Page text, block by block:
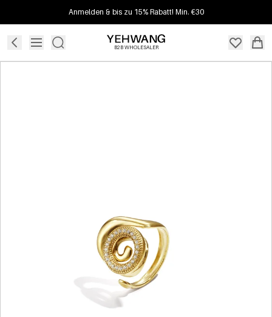
Anmelden & bis zu 15% Rabatt! Min. €30
B2B WHOLESALER